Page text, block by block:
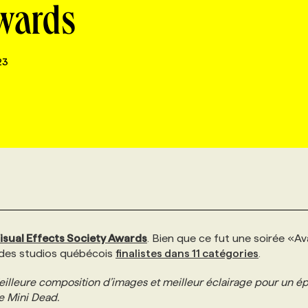
Effects Society Awards . Bien que ce fut une soirée
studios québécois finalistes dans 11 catégories
composition d’images et meilleur éclairage pour un
Mini Dead.